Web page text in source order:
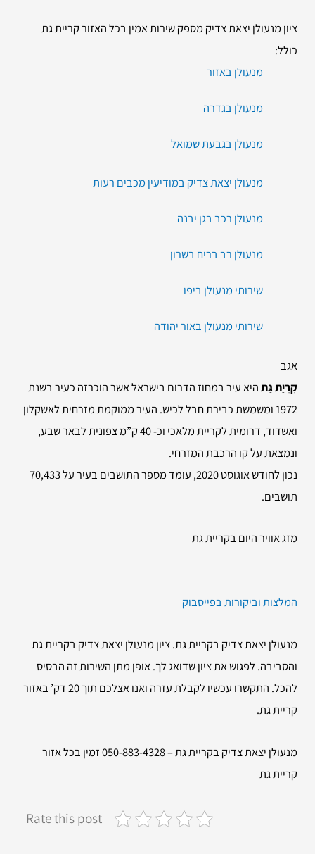
ציון מנעולן יצאת צדיק מספק שירות אמין בכל האזור קריית גת
כולל:
מנעולן באזור
מנעולן בגדרה
מנעולן בגבעת שמואל
מנעולן יצאת צדיק במודיעין מכבים רעות
מנעולן רכב בגן יבנה
מנעולן רב בריח בשרון
שירותי מנעולן ביפו
שירותי מנעולן באור יהודה
אגב
קִרְיַת גַּתהיא עיר במחוז הדרום בישראל אשר הוכרזה כעיר בשנת
1972 ומשמשת כבירת חבל לכיש. העיר ממוקמת מזרחית לאשקלון
ואשדוד, דרומית לקריית מלאכי וכ- 40 ק”מ צפונית לבאר שבע,
ונמצאת על קו הרכבת המזרחי.
נכון לחודש אוגוסט 2020, עומד מספר התושבים בעיר על 70,433
תושבים.
מזג אוויר היום בקריית גת
המלצות וביקורות בפייסבוק
מנעולן יצאת צדיק בקריית גת. ציון מנעולן יצאת צדיק בקריית גת
והסביבה. לפגוש את ציון שדואג לך. אופן מתן השירות זה הבסיס
להכל. התקשרו עכשיו לקבלת עזרה ואנו אצלכם תוך 20 דק’ באזור
קריית גת.
מנעולן יצאת צדיק בקריית גת – 050-883-4328 זמין בכל אזור
קריית גת
Rate this post